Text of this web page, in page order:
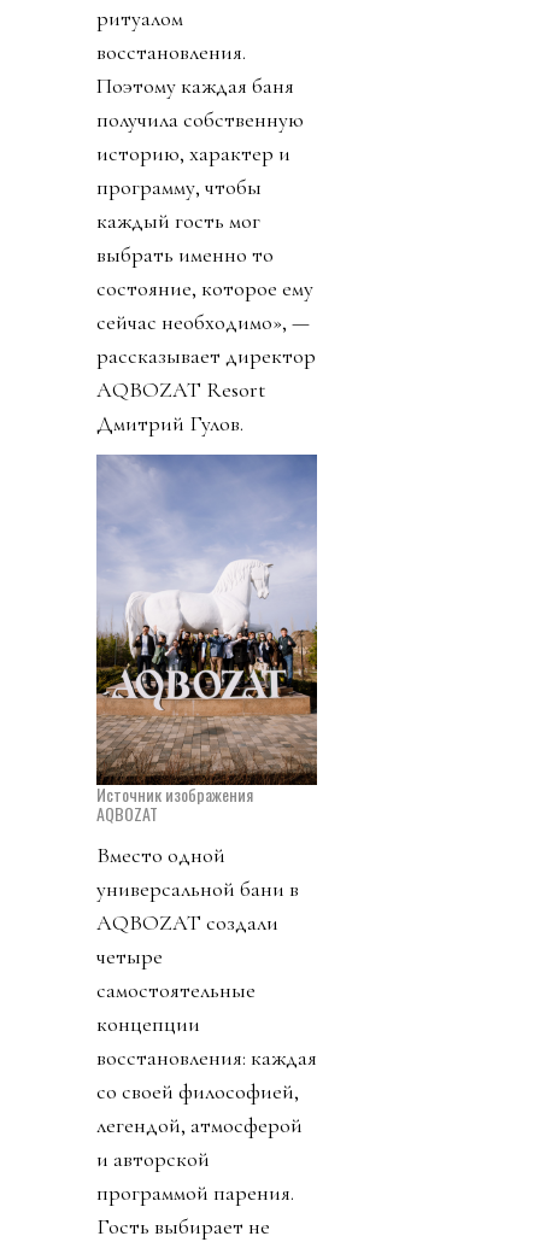
ритуалом
восстановления.
Поэтому каждая баня
получила собственную
историю, характер и
программу, чтобы
каждый гость мог
выбрать именно то
состояние, которое ему
сейчас необходимо», —
рассказывает директор
AQBOZAT Resort
Дмитрий Гулов.
Источник изображения
AQBOZAT
Вместо одной
универсальной бани в
AQBOZAT создали
четыре
самостоятельные
концепции
восстановления: каждая
со своей философией,
легендой, атмосферой
и авторской
программой парения.
Гость выбирает не